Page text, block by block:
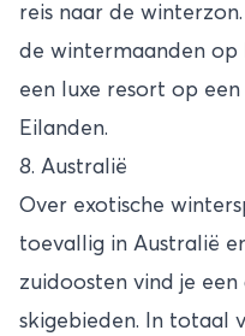
reis naar de
de wintermaanden
een luxe resort op
Eilanden.
8. Australië
Over exotische
toevallig in Australië
zuidoosten vind je
skigebieden. In totaal